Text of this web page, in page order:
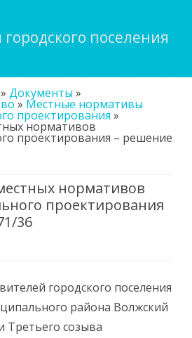
поселения
to
content
» Документы »
» Местные нормативы
проектирования »
нормативов
проектирования – решение
нормативов
проектирования
36
городского поселения
района Волжский
Третьего созыва